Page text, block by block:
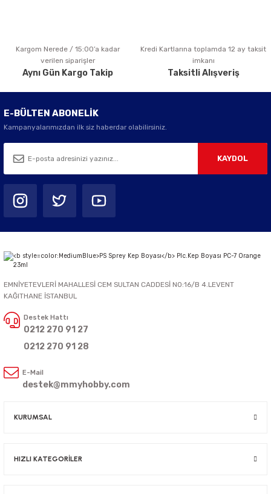
Gönder
Kargom Nerede / 15:00’a kadar
verilen siparişler
Aynı Gün Kargo Takip
Kredi Kartlarına toplamda 12 ay taksit
imkanı
Taksitli Alışveriş
E-BÜLTEN ABONELİK
Kampanyalarımızdan ilk siz haberdar olabilirsiniz.
KAYDOL
EMNİYETEVLERİ MAHALLESİ CEM SULTAN CADDESİ NO:16/B 4.LEVENT
KAĞITHANE İSTANBUL
Destek Hattı
0212 270 91 27
0212 270 91 28
E-Mail
destek@mmyhobby.com
KURUMSAL
HIZLI KATEGORİLER